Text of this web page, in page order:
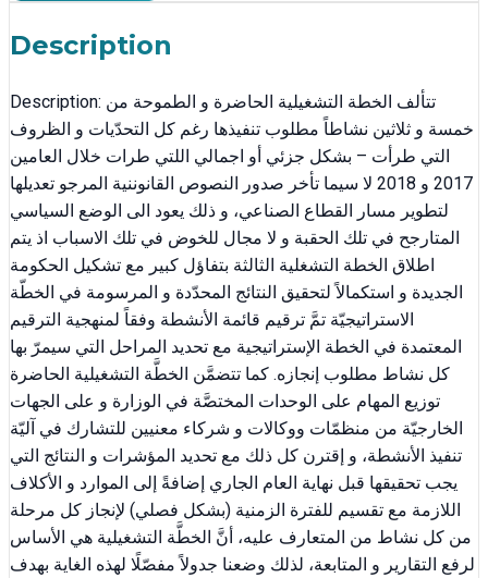
Description
Description: تتألف الخطة التشغيلية الحاضرة و الطموحة من
خمسة و ثلاثين نشاطاً مطلوب تنفيذها رغم كل التحدّيات و الظروف
التي طرأت – بشكل جزئي أو اجمالي اللتي طرات خلال العامين
2017 و 2018 لا سيما تأخر صدور النصوص القانوننية المرجو تعديلها
لتطوير مسار القطاع الصناعي، و ذلك يعود الى الوضع السياسي
المتارجح في تلك الحقبة و لا مجال للخوض في تلك الاسباب اذ يتم
اطلاق الخطة التشغلية الثالثة بتفاؤل كبير مع تشكيل الحكومة
الجديدة و استكمالاً لتحقيق النتائج المحدّدة و المرسومة في الخطّة
الاستراتيجيّة تمَّ ترقيم قائمة الأنشطة وفقاً لمنهجية الترقيم
المعتمدة في الخطة الإستراتيجية مع تحديد المراحل التي سيمرّ بها
كل نشاط مطلوب إنجازه. كما تتضمَّن الخطَّة التشغيلية الحاضرة
توزيع المهام على الوحدات المختصَّة في الوزارة و على الجهات
الخارجيّة من منظمّات ووكالات و شركاء معنيين للتشارك في آليّة
تنفيذ الأنشطة، و إقترن كل ذلك مع تحديد المؤشرات و النتائج التي
يجب تحقيقها قبل نهاية العام الجاري إضافةً إلى الموارد و الأكلاف
اللازمة مع تقسيم للفترة الزمنية (بشكل فصلي) لإنجاز كل مرحلة
من كل نشاط من المتعارف عليه، أنَّ الخطَّة التشغيلية هي الأساس
لرفع التقارير و المتابعة، لذلك وضعنا جدولاً مفصّلًا لهذه الغاية بهدف